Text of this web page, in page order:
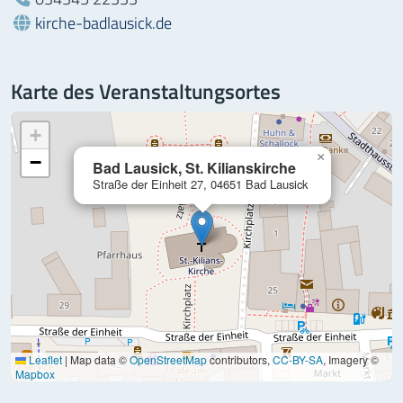
Webseite:
kirche-badlausick.de
Karte des Veranstaltungsortes
Bad Lausick, St. Kilianskirche
Straße der Einheit 27, 04651 Bad Lausick
×
+
−
Leaflet | Map data ©OpenStreetMapcontributors,CC-BY-SA, Imagery ©
Mapbox